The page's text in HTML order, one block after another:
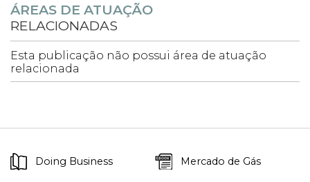
ÁREAS DE ATUAÇÃO
RELACIONADAS
Esta publicação não possui área de atuação
relacionada
Doing Business Mercado de Gás